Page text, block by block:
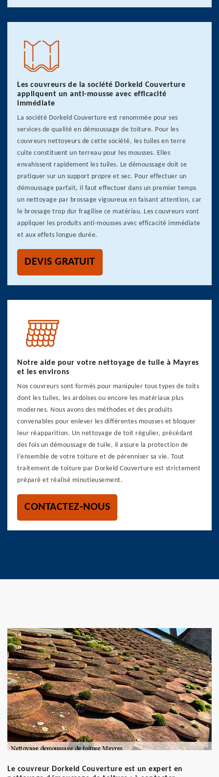
Les couvreurs de la société Dorkeld Couverture
appliquent un anti-mousse avec efficacité
immédiate
La société Dorkeld Couverture est renommée pour ses
services de qualité en démoussage de toiture. Pour les
couvreurs nettoyeurs de cette société, les tuiles en terre
cuite constituent un terreau pour les mousses. Elles
envahissent rapidement les tuiles. Le démoussage doit se
pratiquer sur un support propre et sec. Pour effectuer un
démoussage parfait, il faut effectuer dans un premier temps
un nettoyage par brossage vigoureux en faisant attention, car
le brossage trop dur fragilise ce matériau. Les couvreurs vont
appliquer les produits anti-mousses avec efficacité immédiate
et aux effets longue durée.
DEVIS GRATUIT
Notre aide pour votre nettoyage de tuile à Mayres
et les environs
Nos couvreurs sont formés pour manipuler tous types de toits
dont les tuiles, les ardoises ou encore les matériaux plus
modernes. Nous avons des méthodes et des produits
convenables pour enlever les différentes mousses et bloquer
leur réapparition. Un nettoyage de toit régulier, précédant
des fois un démoussage de tuile, il assure la protection de
l’ensemble de votre toiture et de pérenniser sa vie. Tout
traitement de toiture par Dorkeld Couverture est strictement
préparé et réalisé minutieusement.
CONTACTEZ-NOUS
Le couvreur Dorkeld Couverture est un expert en